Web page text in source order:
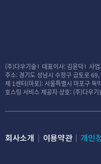
(주)다우기술 대표이사: 김윤덕 사
주소: 경기도 성남시 수정구 금토로
제 1센터(마포): 서울특별시 마포구 독
호스팅 서비스 제공자 상호: (주)다우기
회사소개 이용약관 개인